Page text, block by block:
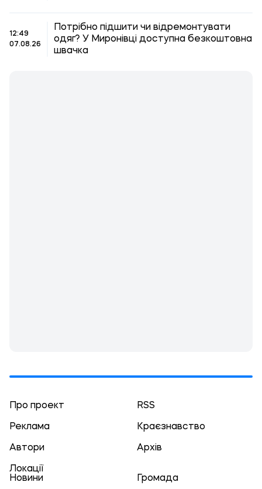
12:49
07.08.26
Потрібно підшити чи відремонтувати
одяг? У Миронівці доступна безкоштовна
швачка
Про проект RSS
Реклама Краєзнавство
Автори Архів
Локації
Новини
Громада